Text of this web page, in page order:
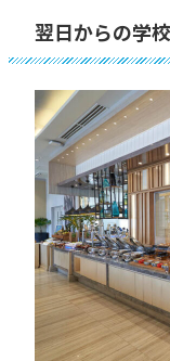
翌日からの学